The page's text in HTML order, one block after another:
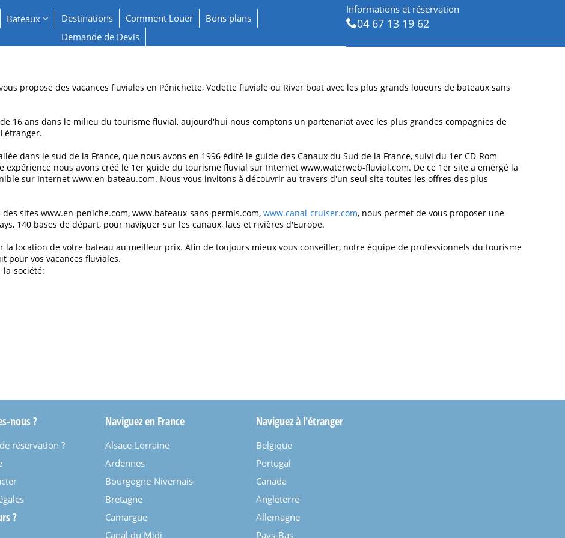
Bateaux Destinations Comment Louer
Bons plans
Demande de Devis
Informations et réservation
04 67 13 19 62
propose des vacances fluviales en Pénichette, Vedette fluviale ou River boat avec les plus grands loueurs de bateaux sans
16 ans dans le milieu du tourisme fluvial, aujourd'hui nous comptons un partenariat avec les plus grandes compagnies de
dans le sud de la France, que nous avons en 1996 édité le guide des Canaux du Sud de la France, suivi du 1er CD-Rom
nous avons créé le 1er guide du tourisme fluvial sur Internet www.waterweb-fluvial.com. De ce 1er site a emergé la
sur Internet www.en-bateau.com. Nous vous invitons à découvrir au travers d'un seul site toutes les offres des plus
sites www.en-peniche.com, www.bateaux-sans-permis.com, www.canal-cruiser.com, nous permet de vous proposer une
140 bases de départ, pour naviguer sur les canaux, lacs et rivières d'Europe.
la location de votre bateau au meilleur prix. Afin de toujours mieux vous conseiller, notre équipe de professionnels du tourisme
pour vos vacances fluviales.
société:
nous ?
réservation ?
?
Naviguez en France
Alsace-Lorraine
Ardennes
Bourgogne-Nivernais
Bretagne
Camargue
Canal du Midi
Naviguez à l'étranger
Belgique
Portugal
Canada
Angleterre
Allemagne
Pays-Bas